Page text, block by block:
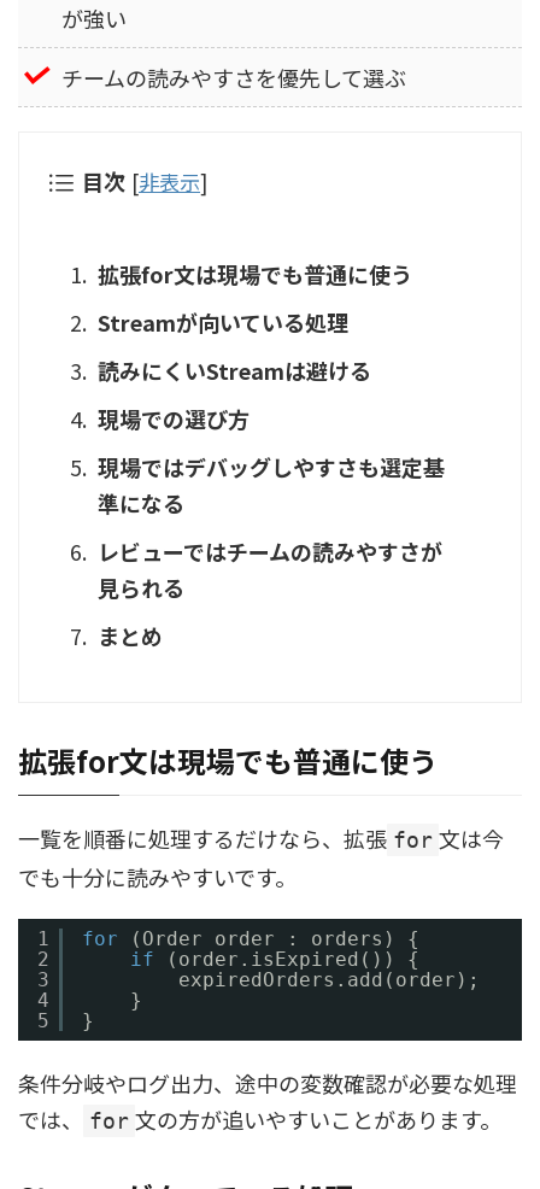
が強い
チームの読みやすさを優先して選ぶ
目次 [非表示]
拡張for文は現場でも普通に使う
Streamが向いている処理
読みにくいStreamは避ける
現場での選び方
現場ではデバッグしやすさも選定基
準になる
レビューではチームの読みやすさが
見られる
まとめ
拡張for文は現場でも普通に使う
一覧を順番に処理するだけなら、拡張 for 文は今
でも十分に読みやすいです。
1
2
3
4
5
for
(Order order : orders) {
if
(order.isExpired()) {
expiredOrders.add(order);
}
}
条件分岐やログ出力、途中の変数確認が必要な処理
では、
for 文の方が追いやすいことがあります。